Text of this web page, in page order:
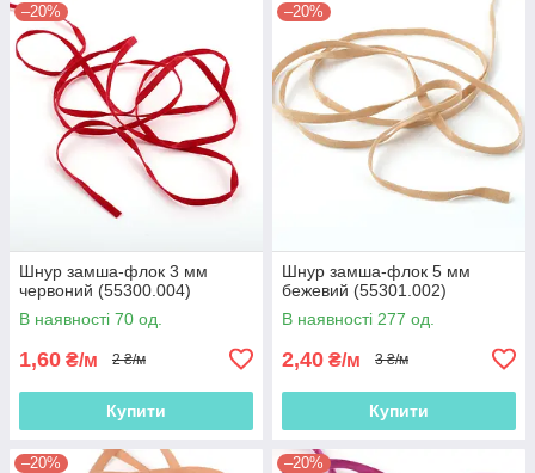
–20%
Шнур замша-флок 3 мм
червоний (55300.004)
В наявності 70 од.
1,60 ₴/м 2 ₴/м
Купити
–20%
Шнур замша-флок 5 мм
бежевий (55301.002)
В наявності 277 од.
2,40 ₴/м 3 ₴/м
Купити
–20% –20%